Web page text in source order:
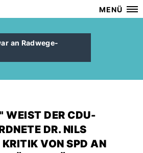
MENÜ
an Radwege-
WEIST DER CDU-
DR. NILS
VON SPD AN D